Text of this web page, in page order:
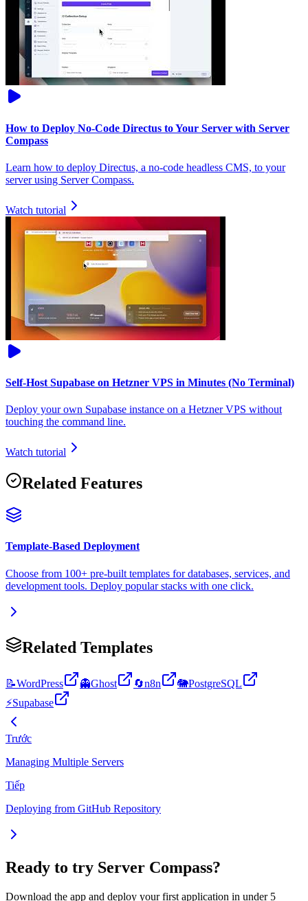
How to Deploy No‑Code Directus to Your Server with Server
Compass
Learn how to deploy Directus, a no-code headless CMS, to your
server using Server Compass.
Watch tutorial
Self-Host Supabase on Hetzner VPS in Minutes (No Terminal)
Deploy your own Supabase instance on a Hetzner VPS without
touching the command line.
Watch tutorial
Related Features
Template-Based Deployment
Choose from 100+ pre-built templates for databases, services, and
development tools. Deploy popular stacks with one click.
Related Templates
📝WordPress 👻Ghost 🔄n8n 🐘PostgreSQL
⚡Supabase
Trước
Managing Multiple Servers
Tiếp
Deploying from GitHub Repository
Ready to try Server Compass?
Download the app and deploy your first application in under 5